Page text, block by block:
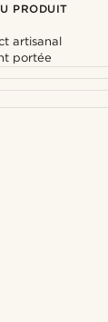
PRODUIT
artisanal
portée